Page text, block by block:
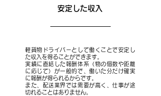
安定した収入
軽貨物ドライバーとして働くことで安定し
た収入を得ることができます。
実績に直結した報酬体系（物の個数や距離
に応じて）が一般的で、働いた分だけ確実
に報酬が得られるからです。
また、配送業界では需要が高く、仕事が途
切れることはありません。